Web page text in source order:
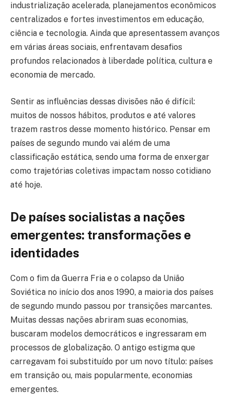
industrialização acelerada, planejamentos econômicos
centralizados e fortes investimentos em educação,
ciência e tecnologia. Ainda que apresentassem avanços
em várias áreas sociais, enfrentavam desafios
profundos relacionados à liberdade política, cultura e
economia de mercado.
Sentir as influências dessas divisões não é difícil:
muitos de nossos hábitos, produtos e até valores
trazem rastros desse momento histórico. Pensar em
países de segundo mundo vai além de uma
classificação estática, sendo uma forma de enxergar
como trajetórias coletivas impactam nosso cotidiano
até hoje.
De países socialistas a nações
emergentes: transformações e
identidades
Com o fim da Guerra Fria e o colapso da União
Soviética no início dos anos 1990, a maioria dos países
de segundo mundo passou por transições marcantes.
Muitas dessas nações abriram suas economias,
buscaram modelos democráticos e ingressaram em
processos de globalização. O antigo estigma que
carregavam foi substituído por um novo título: países
em transição ou, mais popularmente, economias
emergentes.